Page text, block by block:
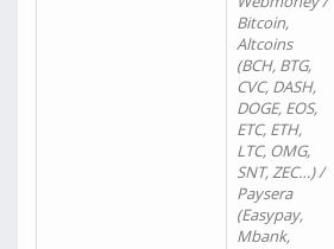
Bitcoin,
Altcoins
(BCH, BTG,
CVC, DASH,
DOGE, EOS,
ETC, ETH,
LTC, OMG,
SNT, ZEC…) /
Paysera
(Easypay,
Mbank,